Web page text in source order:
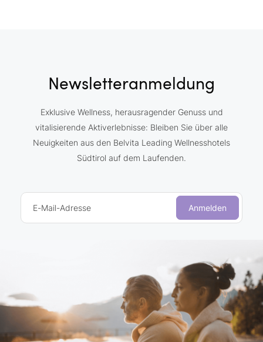
Newsletteranmeldung
Exklusive Wellness, herausragender Genuss und
vitalisierende Aktiverlebnisse: Bleiben Sie über alle
Neuigkeiten aus den Belvita Leading Wellnesshotels
Südtirol auf dem Laufenden.
E-Mail-Adresse Anmelden